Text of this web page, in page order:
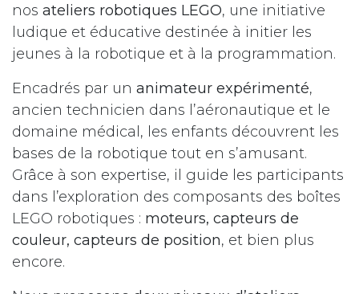
nos ateliers robotiques LEGO, une initiative
ludique et éducative destinée à initier les
jeunes à la robotique et à la programmation.
Encadrés par un animateur expérimenté,
ancien technicien dans l’aéronautique et le
domaine médical, les enfants découvrent les
bases de la robotique tout en s’amusant.
Grâce à son expertise, il guide les participants
dans l’exploration des composants des boîtes
LEGO robotiques : moteurs, capteurs de
couleur, capteurs de position, et bien plus
encore.